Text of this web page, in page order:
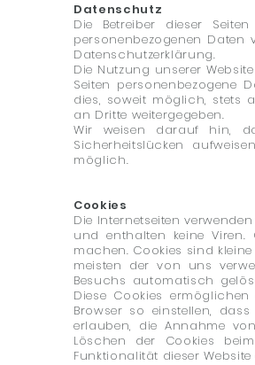
Datenschutz
Die Betreiber dieser
personenbezogenen
Datenschutzerklärung.
Die Nutzung unserer
Seiten personenbezogene
dies, soweit möglich, stets
an Dritte weitergegeben.
Wir weisen darauf hin,
Sicherheitslücken
möglich.
Cookies
Die Internetseiten
und enthalten keine Viren.
machen. Cookies sind
meisten der von uns
Besuchs automatisch
Diese Cookies
Browser so einstellen,
erlauben, die Annahme
Löschen der Cookies
Funktionalität dieser